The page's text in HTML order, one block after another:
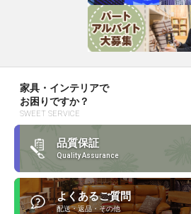
家具・インテリアで
お困りですか？
SWEET SERVICE
品質保証
Quality Assurance
よくあるご質問
配送・返品・その他